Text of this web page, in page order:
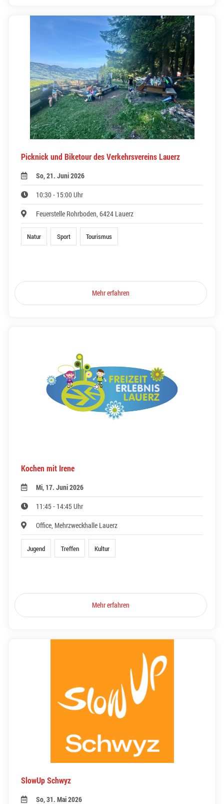
Picknick und Biketour des Verkehrsvereins Lauerz
So, 21. Juni 2026
10:30 - 15:00 Uhr
Feuerstelle Rohrboden, 6424 Lauerz
Natur Sport Tourismus
Mehr erfahren
Kochen mit Irene
Mi, 17. Juni 2026
11:45 - 14:45 Uhr
Office, Mehrzweckhalle Lauerz
Jugend Treffen Kultur
Mehr erfahren
SlowUp Schwyz
So, 31. Mai 2026